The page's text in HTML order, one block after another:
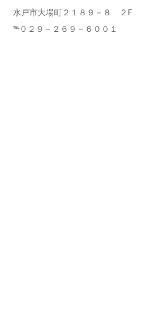
水戸市大場町２１８９－８ ２F
℡０２９－２６９－６００１